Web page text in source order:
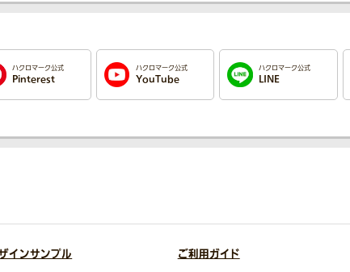
ハクロマーク公式
Pinterest
ハクロマーク公式
YouTube
ハクロマーク公式
LINE
インサンプル
ご利用ガイド